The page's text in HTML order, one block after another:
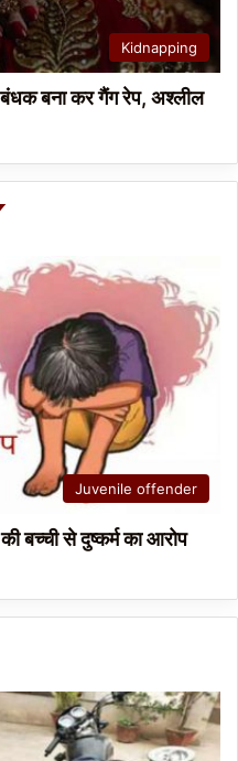
Kidnapping
बना कर गैंग रेप, अश्लील
Juvenile offender
बच्ची से दुष्कर्म का आरोप